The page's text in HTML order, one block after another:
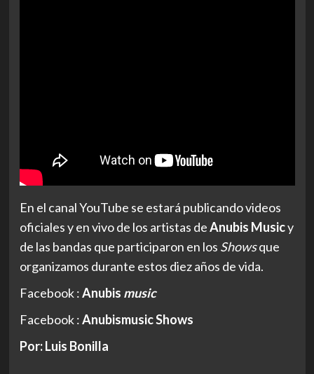
En el canal YouTube se estará publicando videos
oficiales y en vivo de los artistas deAnubis Musicy
de las bandas que participaron en los Showsque
organizamos durante estos diez años de vida.
Facebook :Anubis music
Facebook :Anubismusic Shows
Por: Luis Bonilla